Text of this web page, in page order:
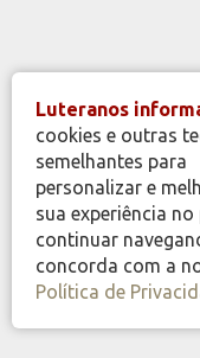
Mais
Luteranos
cookies e outras
semelhantes para
personalizar e
sua experiência
continuar
concorda com a
Política de